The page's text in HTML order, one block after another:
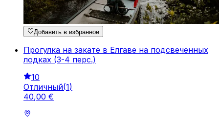
Добавить в избранное
Прогулка на закате в Елгаве на подсвеченных
лодках (3-4 перс.)
10
Отличный(1)
40,00 €